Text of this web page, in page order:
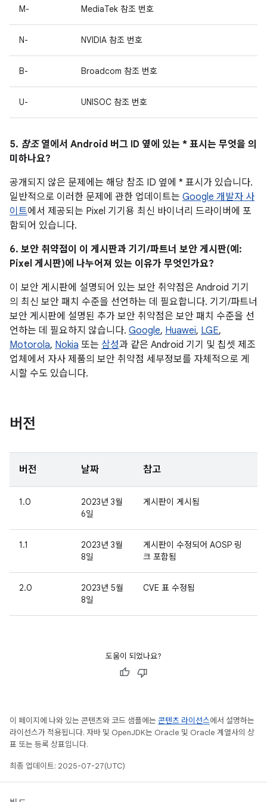
M- MediaTek 참조 번호
N- NVIDIA 참조 번호
B- Broadcom 참조 번호
U- UNISOC 참조 번호
5. 참조열에서 Android 버그 ID 옆에 있는 * 표시는 무엇을 의
미하나요?
공개되지 않은 문제에는 해당 참조 ID 옆에 * 표시가 있습니다.
일반적으로 이러한 문제에 관한 업데이트는 Google 개발자 사
이트에서 제공되는 Pixel 기기용 최신 바이너리 드라이버에 포
함되어 있습니다.
6. 보안 취약점이 이 게시판과 기기/파트너 보안 게시판(예:
Pixel 게시판)에 나누어져 있는 이유가 무엇인가요?
이 보안 게시판에 설명되어 있는 보안 취약점은 Android 기기
의 최신 보안 패치 수준을 선언하는 데 필요합니다. 기기/파트너
보안 게시판에 설명된 추가 보안 취약점은 보안 패치 수준을 선
언하는 데 필요하지 않습니다. Google, Huawei, LGE,
Motorola, Nokia 또는 삼성과 같은 Android 기기 및 칩셋 제조
업체에서 자사 제품의 보안 취약점 세부정보를 자체적으로 게
시할 수도 있습니다.
버전
버전 날짜 참고
1.0
2023년 3월
6일
게시판이 게시됨
1.1
2023년 3월
8일
게시판이 수정되어 AOSP 링
크 포함됨
2.0
2023년 5월
8일
CVE 표 수정됨
도움이 되었나요?
이 페이지에 나와 있는 콘텐츠와 코드 샘플에는 콘텐츠 라이선스에서 설명하는
라이선스가 적용됩니다. 자바 및 OpenJDK는 Oracle 및 Oracle 계열사의 상
표 또는 등록 상표입니다.
최종 업데이트: 2025-07-27(UTC)